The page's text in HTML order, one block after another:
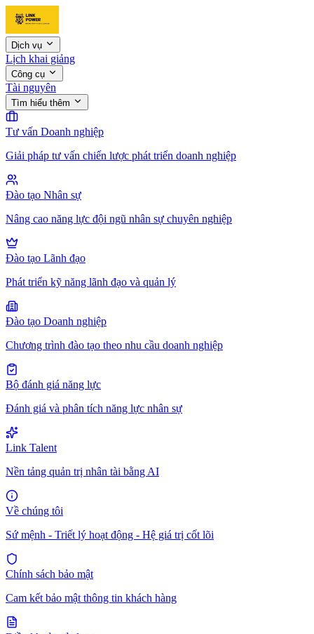
Dịch vụ
Lịch khai giảng
Công cụ
Tài nguyên
Tìm hiểu thêm
Tư vấn Doanh nghiệp
Giải pháp tư vấn chiến lược phát triển doanh nghiệp
Đào tạo Nhân sự
Nâng cao năng lực đội ngũ nhân sự chuyên nghiệp
Đào tạo Lãnh đạo
Phát triển kỹ năng lãnh đạo và quản lý
Đào tạo Doanh nghiệp
Chương trình đào tạo theo nhu cầu doanh nghiệp
Bộ đánh giá năng lực
Đánh giá và phân tích năng lực nhân sự
Link Talent
Nền tảng quản trị nhân tài bằng AI
Về chúng tôi
Sứ mệnh - Triết lý hoạt động - Hệ giá trị cốt lõi
Chính sách bảo mật
Cam kết bảo mật thông tin khách hàng